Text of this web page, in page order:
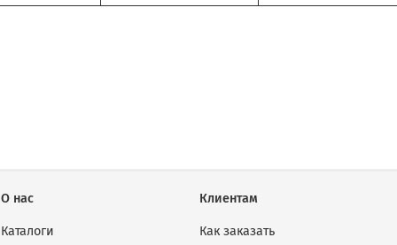
О нас
Каталоги
Клиентам
Как заказать